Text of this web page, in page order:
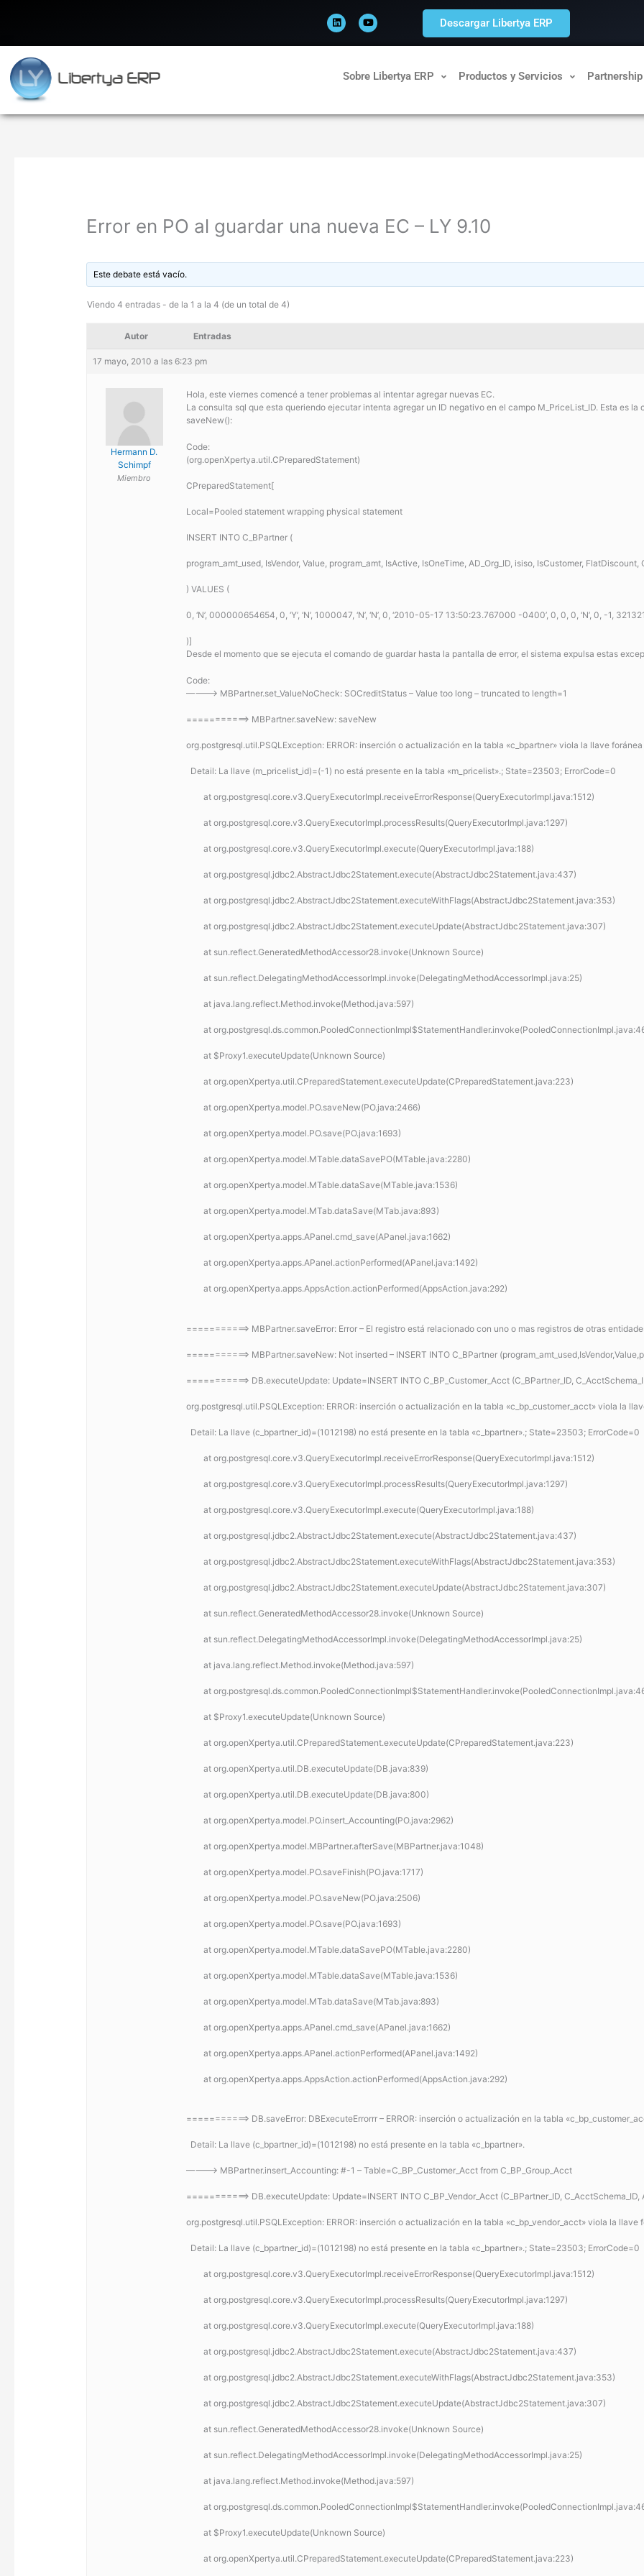
i
n
k
e
o
u
t
u
Descargar Libertya ERP
Sobre Libertya ERP Productos y Servicios Partnership
Error en PO al guardar una nueva EC – LY 9.10
Este debate está vacío.
Viendo 4 entradas - de la 1 a la 4 (de un total de 4)
Autor Entradas
17 mayo, 2010 a las 6:23 pm
Hermann D.
Schimpf
Miembro
Hola, este viernes comencé a tener problemas al intentar agregar nuevas EC.
La consulta sql que esta queriendo ejecutar intenta agregar un ID negativo en el campo M_PriceList_ID. Esta es
saveNew():
Code:
(org.openXpertya.util.CPreparedStatement)
CPreparedStatement[
Local=Pooled statement wrapping physical statement
INSERT INTO C_BPartner (
program_amt_used, IsVendor, Value, program_amt, IsActive, IsOneTime, AD_Org_ID, isiso, IsCustomer,
) VALUES (
0, ‘N’, 000000654654, 0, ‘Y’, ‘N’, 1000047, ‘N’, ‘N’, 0, ‘2010-05-17 13:50:23.767000 -0400’, 0, 0, 0, ‘N’, 0, -1,
)]
Desde el momento que se ejecuta el comando de guardar hasta la pantalla de error, el sistema expulsa estas
Code:
———–> MBPartner.set_ValueNoCheck: SOCreditStatus – Value too long – truncated to length=1
===========> MBPartner.saveNew: saveNew
org.postgresql.util.PSQLException: ERROR: inserción o actualización en la tabla «c_bpartner» viola la llave
  Detail: La llave (m_pricelist_id)=(-1) no está presente en la tabla «m_pricelist».; State=23503; ErrorCode=0
	at org.postgresql.core.v3.QueryExecutorImpl.receiveErrorResponse(QueryExecutorImpl.java:1512)
	at org.postgresql.core.v3.QueryExecutorImpl.processResults(QueryExecutorImpl.java:1297)
	at org.postgresql.core.v3.QueryExecutorImpl.execute(QueryExecutorImpl.java:188)
	at org.postgresql.jdbc2.AbstractJdbc2Statement.execute(AbstractJdbc2Statement.java:437)
	at org.postgresql.jdbc2.AbstractJdbc2Statement.executeWithFlags(AbstractJdbc2Statement.java:353)
	at org.postgresql.jdbc2.AbstractJdbc2Statement.executeUpdate(AbstractJdbc2Statement.java:307)
	at sun.reflect.GeneratedMethodAccessor28.invoke(Unknown Source)
	at sun.reflect.DelegatingMethodAccessorImpl.invoke(DelegatingMethodAccessorImpl.java:25)
	at java.lang.reflect.Method.invoke(Method.java:597)
at
	at $Proxy1.executeUpdate(Unknown Source)
	at org.openXpertya.util.CPreparedStatement.executeUpdate(CPreparedStatement.java:223)
	at org.openXpertya.model.PO.saveNew(PO.java:2466)
	at org.openXpertya.model.PO.save(PO.java:1693)
	at org.openXpertya.model.MTable.dataSavePO(MTable.java:2280)
	at org.openXpertya.model.MTable.dataSave(MTable.java:1536)
	at org.openXpertya.model.MTab.dataSave(MTab.java:893)
	at org.openXpertya.apps.APanel.cmd_save(APanel.java:1662)
	at org.openXpertya.apps.APanel.actionPerformed(APanel.java:1492)
	at org.openXpertya.apps.AppsAction.actionPerformed(AppsAction.java:292)
===========> MBPartner.saveError: Error – El registro está relacionado con uno o mas registros de otras
===========> MBPartner.saveNew: Not inserted – INSERT INTO C_BPartner
===========> DB.executeUpdate: Update=INSERT INTO C_BP_Customer_Acct (C_BPartner_ID,
org.postgresql.util.PSQLException: ERROR: inserción o actualización en la tabla «c_bp_customer_acct» viola la
  Detail: La llave (c_bpartner_id)=(1012198) no está presente en la tabla «c_bpartner».; State=23503; ErrorCode=0
	at org.postgresql.core.v3.QueryExecutorImpl.receiveErrorResponse(QueryExecutorImpl.java:1512)
	at org.postgresql.core.v3.QueryExecutorImpl.processResults(QueryExecutorImpl.java:1297)
	at org.postgresql.core.v3.QueryExecutorImpl.execute(QueryExecutorImpl.java:188)
	at org.postgresql.jdbc2.AbstractJdbc2Statement.execute(AbstractJdbc2Statement.java:437)
	at org.postgresql.jdbc2.AbstractJdbc2Statement.executeWithFlags(AbstractJdbc2Statement.java:353)
	at org.postgresql.jdbc2.AbstractJdbc2Statement.executeUpdate(AbstractJdbc2Statement.java:307)
	at sun.reflect.GeneratedMethodAccessor28.invoke(Unknown Source)
	at sun.reflect.DelegatingMethodAccessorImpl.invoke(DelegatingMethodAccessorImpl.java:25)
	at java.lang.reflect.Method.invoke(Method.java:597)
at
	at $Proxy1.executeUpdate(Unknown Source)
	at org.openXpertya.util.CPreparedStatement.executeUpdate(CPreparedStatement.java:223)
	at org.openXpertya.util.DB.executeUpdate(DB.java:839)
	at org.openXpertya.util.DB.executeUpdate(DB.java:800)
	at org.openXpertya.model.PO.insert_Accounting(PO.java:2962)
	at org.openXpertya.model.MBPartner.afterSave(MBPartner.java:1048)
	at org.openXpertya.model.PO.saveFinish(PO.java:1717)
	at org.openXpertya.model.PO.saveNew(PO.java:2506)
	at org.openXpertya.model.PO.save(PO.java:1693)
	at org.openXpertya.model.MTable.dataSavePO(MTable.java:2280)
	at org.openXpertya.model.MTable.dataSave(MTable.java:1536)
	at org.openXpertya.model.MTab.dataSave(MTab.java:893)
	at org.openXpertya.apps.APanel.cmd_save(APanel.java:1662)
	at org.openXpertya.apps.APanel.actionPerformed(APanel.java:1492)
	at org.openXpertya.apps.AppsAction.actionPerformed(AppsAction.java:292)
===========> DB.saveError: DBExecuteErrorrr – ERROR: inserción o actualización en la tabla
  Detail: La llave (c_bpartner_id)=(1012198) no está presente en la tabla «c_bpartner».
———–> MBPartner.insert_Accounting: #-1 – Table=C_BP_Customer_Acct from C_BP_Group_Acct
===========> DB.executeUpdate: Update=INSERT INTO C_BP_Vendor_Acct (C_BPartner_ID,
org.postgresql.util.PSQLException: ERROR: inserción o actualización en la tabla «c_bp_vendor_acct» viola la llave
  Detail: La llave (c_bpartner_id)=(1012198) no está presente en la tabla «c_bpartner».; State=23503; ErrorCode=0
	at org.postgresql.core.v3.QueryExecutorImpl.receiveErrorResponse(QueryExecutorImpl.java:1512)
	at org.postgresql.core.v3.QueryExecutorImpl.processResults(QueryExecutorImpl.java:1297)
	at org.postgresql.core.v3.QueryExecutorImpl.execute(QueryExecutorImpl.java:188)
	at org.postgresql.jdbc2.AbstractJdbc2Statement.execute(AbstractJdbc2Statement.java:437)
	at org.postgresql.jdbc2.AbstractJdbc2Statement.executeWithFlags(AbstractJdbc2Statement.java:353)
	at org.postgresql.jdbc2.AbstractJdbc2Statement.executeUpdate(AbstractJdbc2Statement.java:307)
	at sun.reflect.GeneratedMethodAccessor28.invoke(Unknown Source)
	at sun.reflect.DelegatingMethodAccessorImpl.invoke(DelegatingMethodAccessorImpl.java:25)
	at java.lang.reflect.Method.invoke(Method.java:597)
at
	at $Proxy1.executeUpdate(Unknown Source)
	at org.openXpertya.util.CPreparedStatement.executeUpdate(CPreparedStatement.java:223)